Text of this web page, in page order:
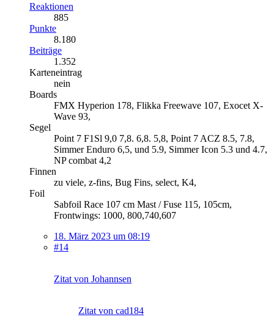
Reaktionen
885
Punkte
8.180
Beiträge
1.352
Karteneintrag
nein
Boards
FMX Hyperion 178, Flikka Freewave 107, Exocet X-
Wave 93,
Segel
Point 7 F1Sl 9,0 7,8. 6,8. 5,8, Point 7 ACZ 8.5, 7.8,
Simmer Enduro 6,5, und 5.9, Simmer Icon 5.3 und 4.7,
NP combat 4,2
Finnen
zu viele, z-fins, Bug Fins, select, K4,
Foil
Sabfoil Race 107 cm Mast / Fuse 115, 105cm,
Frontwings: 1000, 800,740,607
18. März 2023 um 08:19
#14
Zitat von Johannsen
Zitat von cad184